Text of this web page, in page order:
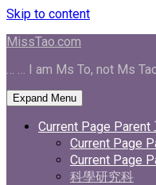
Skip to content
MissTao.com
… … I am Ms To, not Ms
Expand Menu
Current Page Parent
Current Page
Current Page
科學研究科